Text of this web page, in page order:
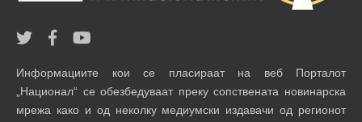
Информациите кои се пласираат на веб Порталот
„Национал“ се обезбедуваат преку сопствената новинарска
мрежа како и од неколку медиумски издавачи од регионот